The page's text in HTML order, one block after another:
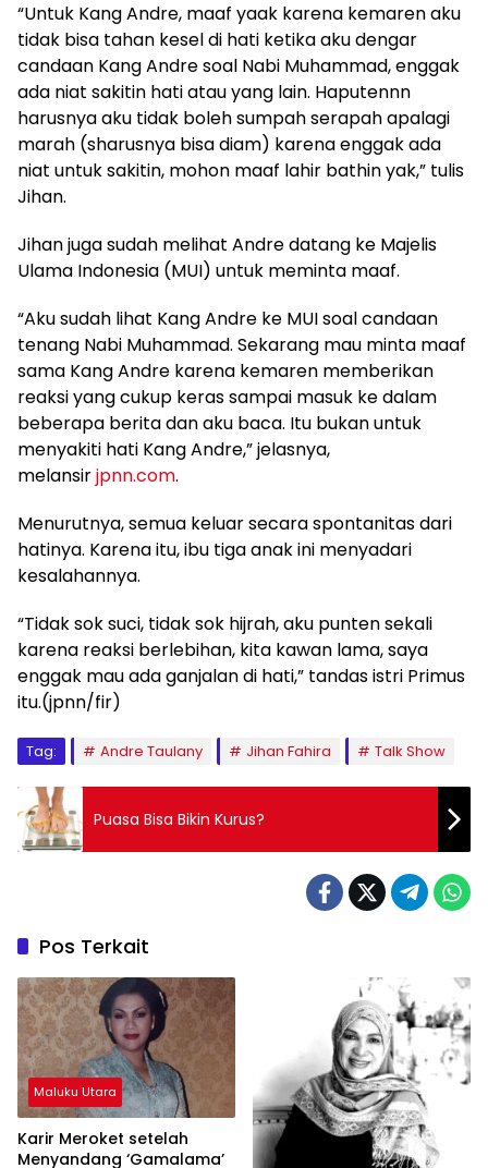
“Untuk Kang Andre, maaf yaak karena kemaren aku
tidak bisa tahan kesel di hati ketika aku dengar
candaan Kang Andre soal Nabi Muhammad, enggak
ada niat sakitin hati atau yang lain. Haputennn
harusnya aku tidak boleh sumpah serapah apalagi
marah (sharusnya bisa diam) karena enggak ada
niat untuk sakitin, mohon maaf lahir bathin yak,” tulis
Jihan.
Jihan juga sudah melihat Andre datang ke Majelis
Ulama Indonesia (MUI) untuk meminta maaf.
“Aku sudah lihat Kang Andre ke MUI soal candaan
tenang Nabi Muhammad. Sekarang mau minta maaf
sama Kang Andre karena kemaren memberikan
reaksi yang cukup keras sampai masuk ke dalam
beberapa berita dan aku baca. Itu bukan untuk
menyakiti hati Kang Andre,” jelasnya,
melansirjpnn.com.
Menurutnya, semua keluar secara spontanitas dari
hatinya. Karena itu, ibu tiga anak ini menyadari
kesalahannya.
“Tidak sok suci, tidak sok hijrah, aku punten sekali
karena reaksi berlebihan, kita kawan lama, saya
enggak mau ada ganjalan di hati,” tandas istri Primus
itu.(jpnn/fir)
Tag: Andre Taulany Jihan Fahira Talk Show
Puasa Bisa Bikin Kurus?
Pos Terkait
Maluku Utara
Karir Meroket setelah
Menyandang ‘Gamalama’